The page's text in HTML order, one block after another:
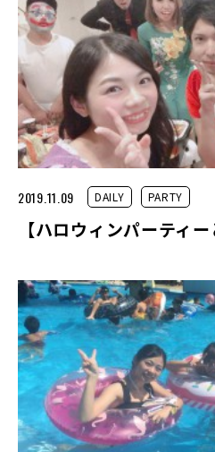
2019.11.09 DAILY PARTY
【ハロウィンパーティー